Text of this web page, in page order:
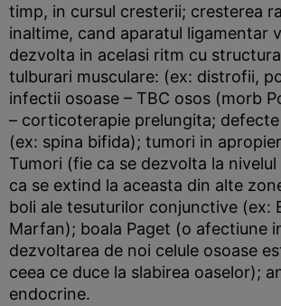
timp, in cursul cresterii; cresterea
inaltime, cand aparatul ligamentar
dezvolta in acelasi ritm cu
tulburari musculare: (ex: distrofii,
infectii osoase – TBC osos (morb
– corticoterapie prelungita;
(ex: spina bifida); tumori in
Tumori (fie ca se dezvolta la
ca se extind la aceasta din alte
boli ale tesuturilor conjunctive (ex:
Marfan); boala Paget (o afectiune
dezvoltarea de noi celule osoase
ceea ce duce la slabirea oaselor);
endocrine.